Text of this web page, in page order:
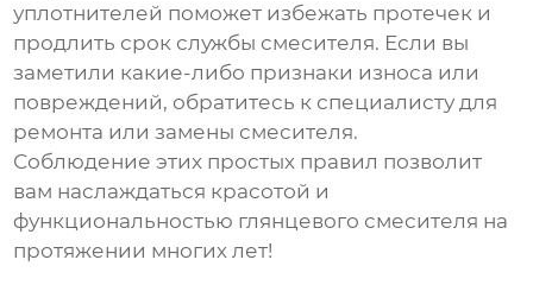
уплотнителей поможет избежать протечек и
продлить срок службы смесителя. Если вы
заметили какие-либо признаки износа или
повреждений, обратитесь к специалисту для
ремонта или замены смесителя.
Соблюдение этих простых правил позволит
вам наслаждаться красотой и
функциональностью глянцевого смесителя на
протяжении многих лет!